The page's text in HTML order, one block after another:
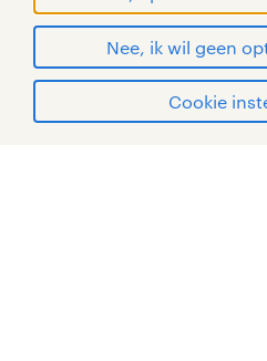
Nee, ik wil geen
Cookie
© Randstad 2026